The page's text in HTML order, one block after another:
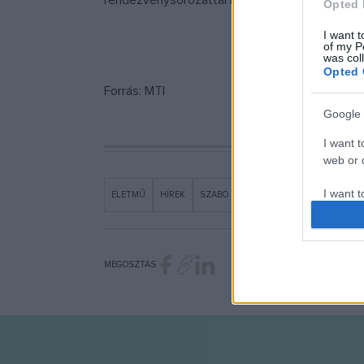
Opted
I want
of my
was
Opted
Google
I want
web or
I want
I want
I want
web or
Forrás: MTI
ÉLETMŰ HÍREK SZABÓ MAGDA
MEGOSZTÁS